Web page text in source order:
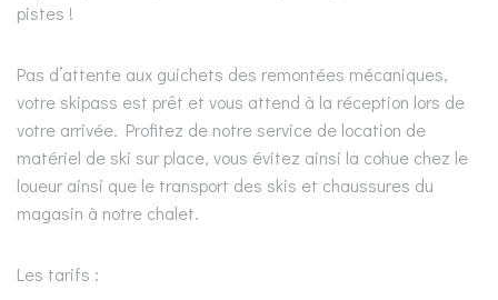
pistes !
Pas d’attente aux guichets des remontées mécaniques,
votre skipass est prêt et vous attend à la réception lors de
votre arrivée. Profitez de notre service de location de
matériel de ski sur place, vous évitez ainsi la cohue chez le
loueur ainsi que le transport des skis et chaussures du
magasin à notre chalet.
Les tarifs :